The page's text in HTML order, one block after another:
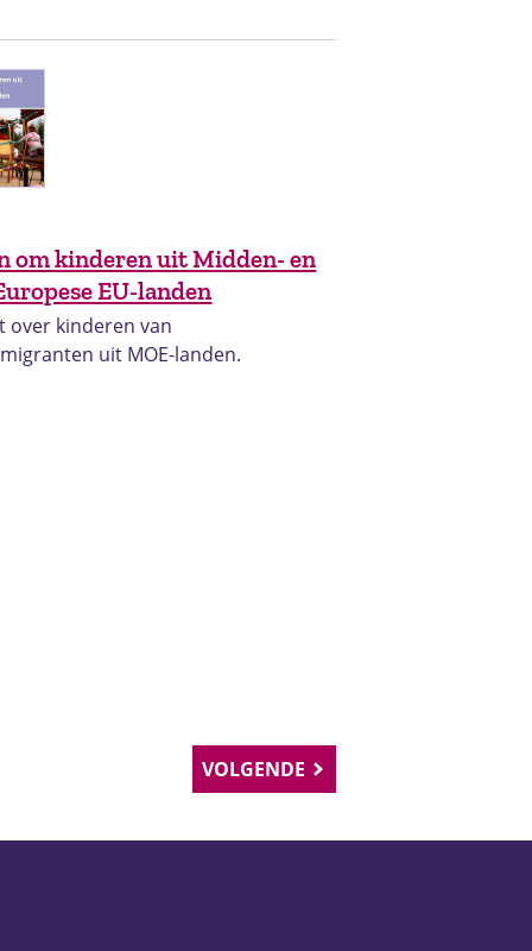
om kinderen uit Midden- en
EU-landen
over kinderen van
uit MOE-landen.
VOLGENDE